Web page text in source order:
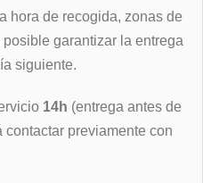
hora de recogida, zonas de
garantizar la entrega
siguiente.
14h (entrega antes de
previamente con